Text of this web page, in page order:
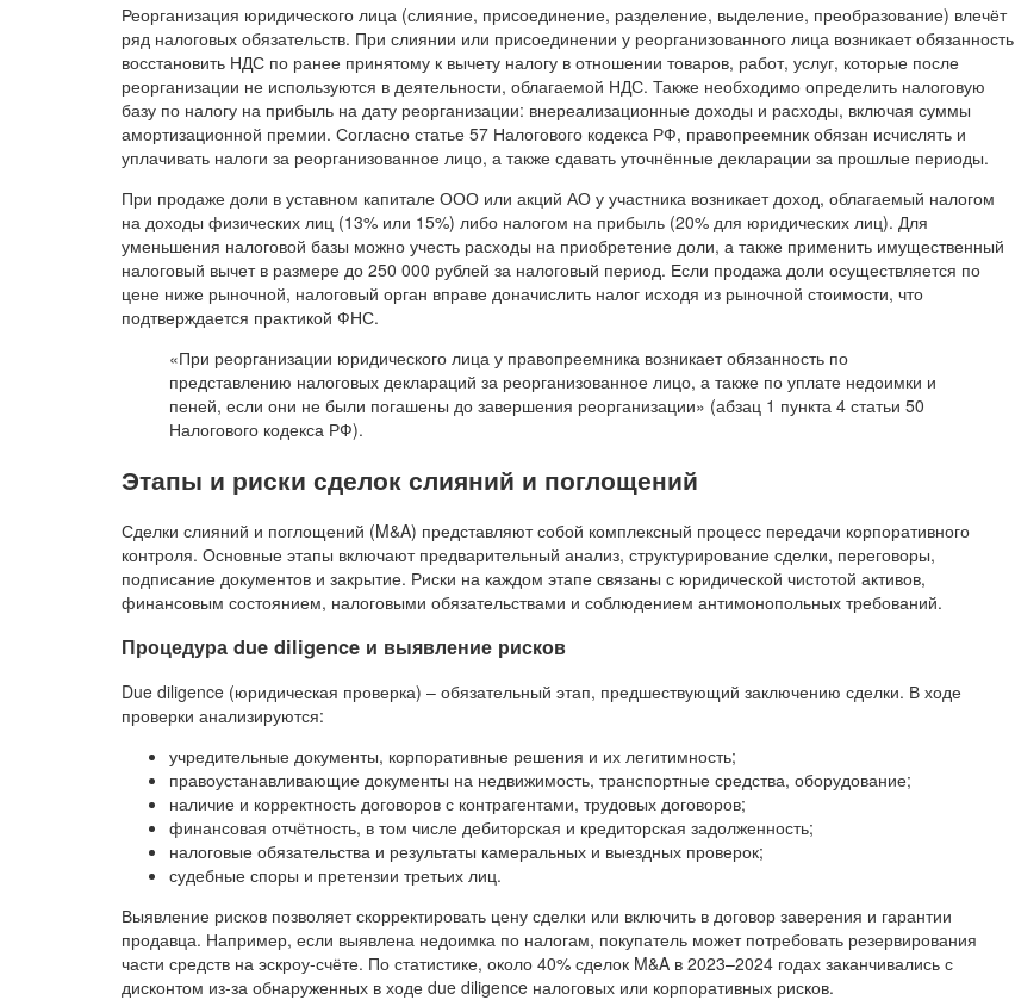
Реорганизация юридического лица (слияние, присоединение, разделение, выделение, преобразование) влечёт
ряд налоговых обязательств. При слиянии или присоединении у реорганизованного лица возникает обязанность
восстановить НДС по ранее принятому к вычету налогу в отношении товаров, работ, услуг, которые после
реорганизации не используются в деятельности, облагаемой НДС. Также необходимо определить налоговую
базу по налогу на прибыль на дату реорганизации: внереализационные доходы и расходы, включая суммы
амортизационной премии. Согласно статье 57 Налогового кодекса РФ, правопреемник обязан исчислять и
уплачивать налоги за реорганизованное лицо, а также сдавать уточнённые декларации за прошлые периоды.
При продаже доли в уставном капитале ООО или акций АО у участника возникает доход, облагаемый налогом
на доходы физических лиц (13% или 15%) либо налогом на прибыль (20% для юридических лиц). Для
уменьшения налоговой базы можно учесть расходы на приобретение доли, а также применить имущественный
налоговый вычет в размере до 250 000 рублей за налоговый период. Если продажа доли осуществляется по
цене ниже рыночной, налоговый орган вправе доначислить налог исходя из рыночной стоимости, что
подтверждается практикой ФНС.
«При реорганизации юридического лица у правопреемника возникает обязанность по
представлению налоговых деклараций за реорганизованное лицо, а также по уплате недоимки и
пеней, если они не были погашены до завершения реорганизации» (абзац 1 пункта 4 статьи 50
Налогового кодекса РФ).
Этапы и риски сделок слияний и поглощений
Сделки слияний и поглощений (M&A) представляют собой комплексный процесс передачи корпоративного
контроля. Основные этапы включают предварительный анализ, структурирование сделки, переговоры,
подписание документов и закрытие. Риски на каждом этапе связаны с юридической чистотой активов,
финансовым состоянием, налоговыми обязательствами и соблюдением антимонопольных требований.
Процедура due diligence и выявление рисков
Due diligence (юридическая проверка) – обязательный этап, предшествующий заключению сделки. В ходе
проверки анализируются:
учредительные документы, корпоративные решения и их легитимность;
правоустанавливающие документы на недвижимость, транспортные средства, оборудование;
наличие и корректность договоров с контрагентами, трудовых договоров;
финансовая отчётность, в том числе дебиторская и кредиторская задолженность;
налоговые обязательства и результаты камеральных и выездных проверок;
судебные споры и претензии третьих лиц.
Выявление рисков позволяет скорректировать цену сделки или включить в договор заверения и гарантии
продавца. Например, если выявлена недоимка по налогам, покупатель может потребовать резервирования
части средств на эскроу-счёте. По статистике, около 40% сделок M&A в 2023–2024 годах заканчивались с
дисконтом из-за обнаруженных в ходе due diligence налоговых или корпоративных рисков.